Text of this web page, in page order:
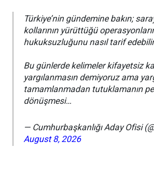
Türkiye’nin gündemine bakın;
kollarının yürüttüğü
hukuksuzluğunu nasıl tarif
Bu günlerde kelimeler kifayetsiz
yargılanmasın demiyoruz ama
tamamlanmadan tutuklamanın
dönüşmesi…
— Cumhurbaşkanlığı Aday Ofisi
August 8, 2026